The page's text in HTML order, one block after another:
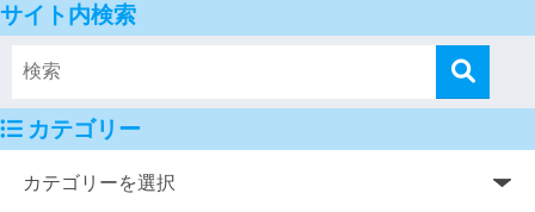
サイト内検索
カテゴリー